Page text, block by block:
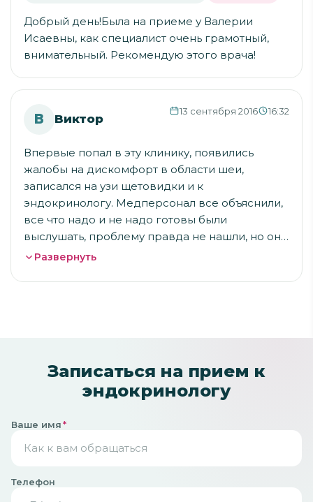
Добрый день!Была на приеме у Валерии
Исаевны, как специалист очень грамотный,
внимательный. Рекомендую этого врача!
В Виктор
13 сентября 2016 16:32
Впервые попал в эту клинику, появились
жалобы на дискомфорт в области шеи,
записался на узи щетовидки и к
эндокринологу. Медперсонал все объяснили,
все что надо и не надо готовы были
выслушать, проблему правда не нашли, но оно
и к лучшему, врач предложил посетить лора.
не денется, то буду обращаться именно сюда.
Развернуть
Записаться на прием к
эндокринологу
Ваше имя*
Телефон